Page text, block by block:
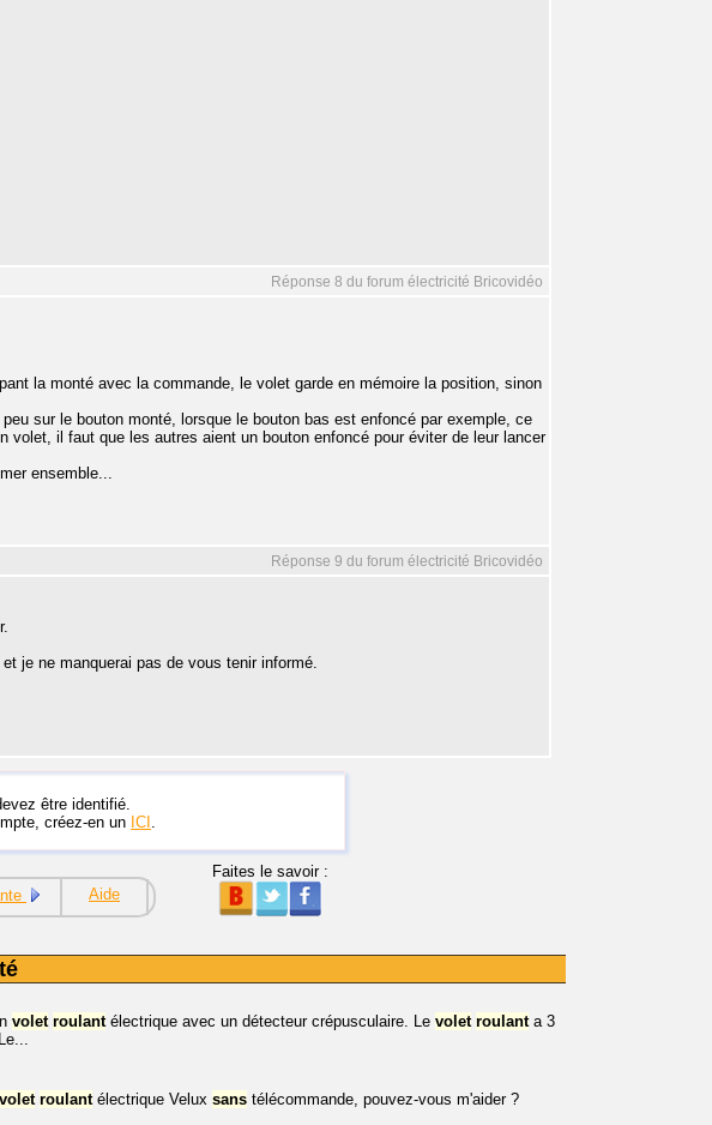
Réponse 8 du forum électricité Bricovidéo
la monté avec la commande, le volet garde en mémoire la position, sinon
sur le bouton monté, lorsque le bouton bas est enfoncé par exemple, ce
volet, il faut que les autres aient un bouton enfoncé pour éviter de leur lancer
ensemble...
Réponse 9 du forum électricité Bricovidéo
je ne manquerai pas de vous tenir informé.
être identifié.
créez-en un ICI .
Aide
Faites le savoir :
volet roulantélectrique avec un détecteur crépusculaire. Le volet roulanta 3
volet roulantélectrique Velux sans télécommande, pouvez-vous m'aider ?